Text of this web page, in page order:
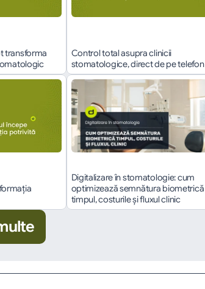
transforma
Control total asupra clinicii
stomatologice, direct de pe telefon
Digitalizare în stomatologie: cum
optimizează semnătura biometrică
timpul, costurile și fluxul clinic